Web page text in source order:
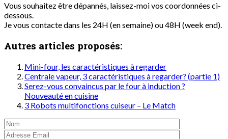
Vous souhaitez être dépannés, laissez-moi vos coordonnées ci-
dessous.
Je vous contacte dans les 24H (en semaine) ou 48H (week end).
Autres articles proposés:
Mini-four, les caractéristiques à regarder
Centrale vapeur, 3 caractéristiques à regarder? (partie 1)
Serez-vous convaincus par le four à induction ?
Nouveauté en cuisine
3 Robots multifonctions cuiseur – Le Match